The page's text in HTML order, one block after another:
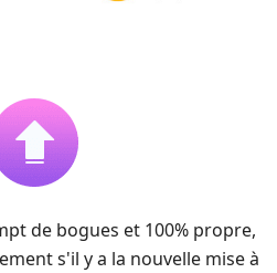
de bogues et 100% propre,
s'il y a la nouvelle mise à